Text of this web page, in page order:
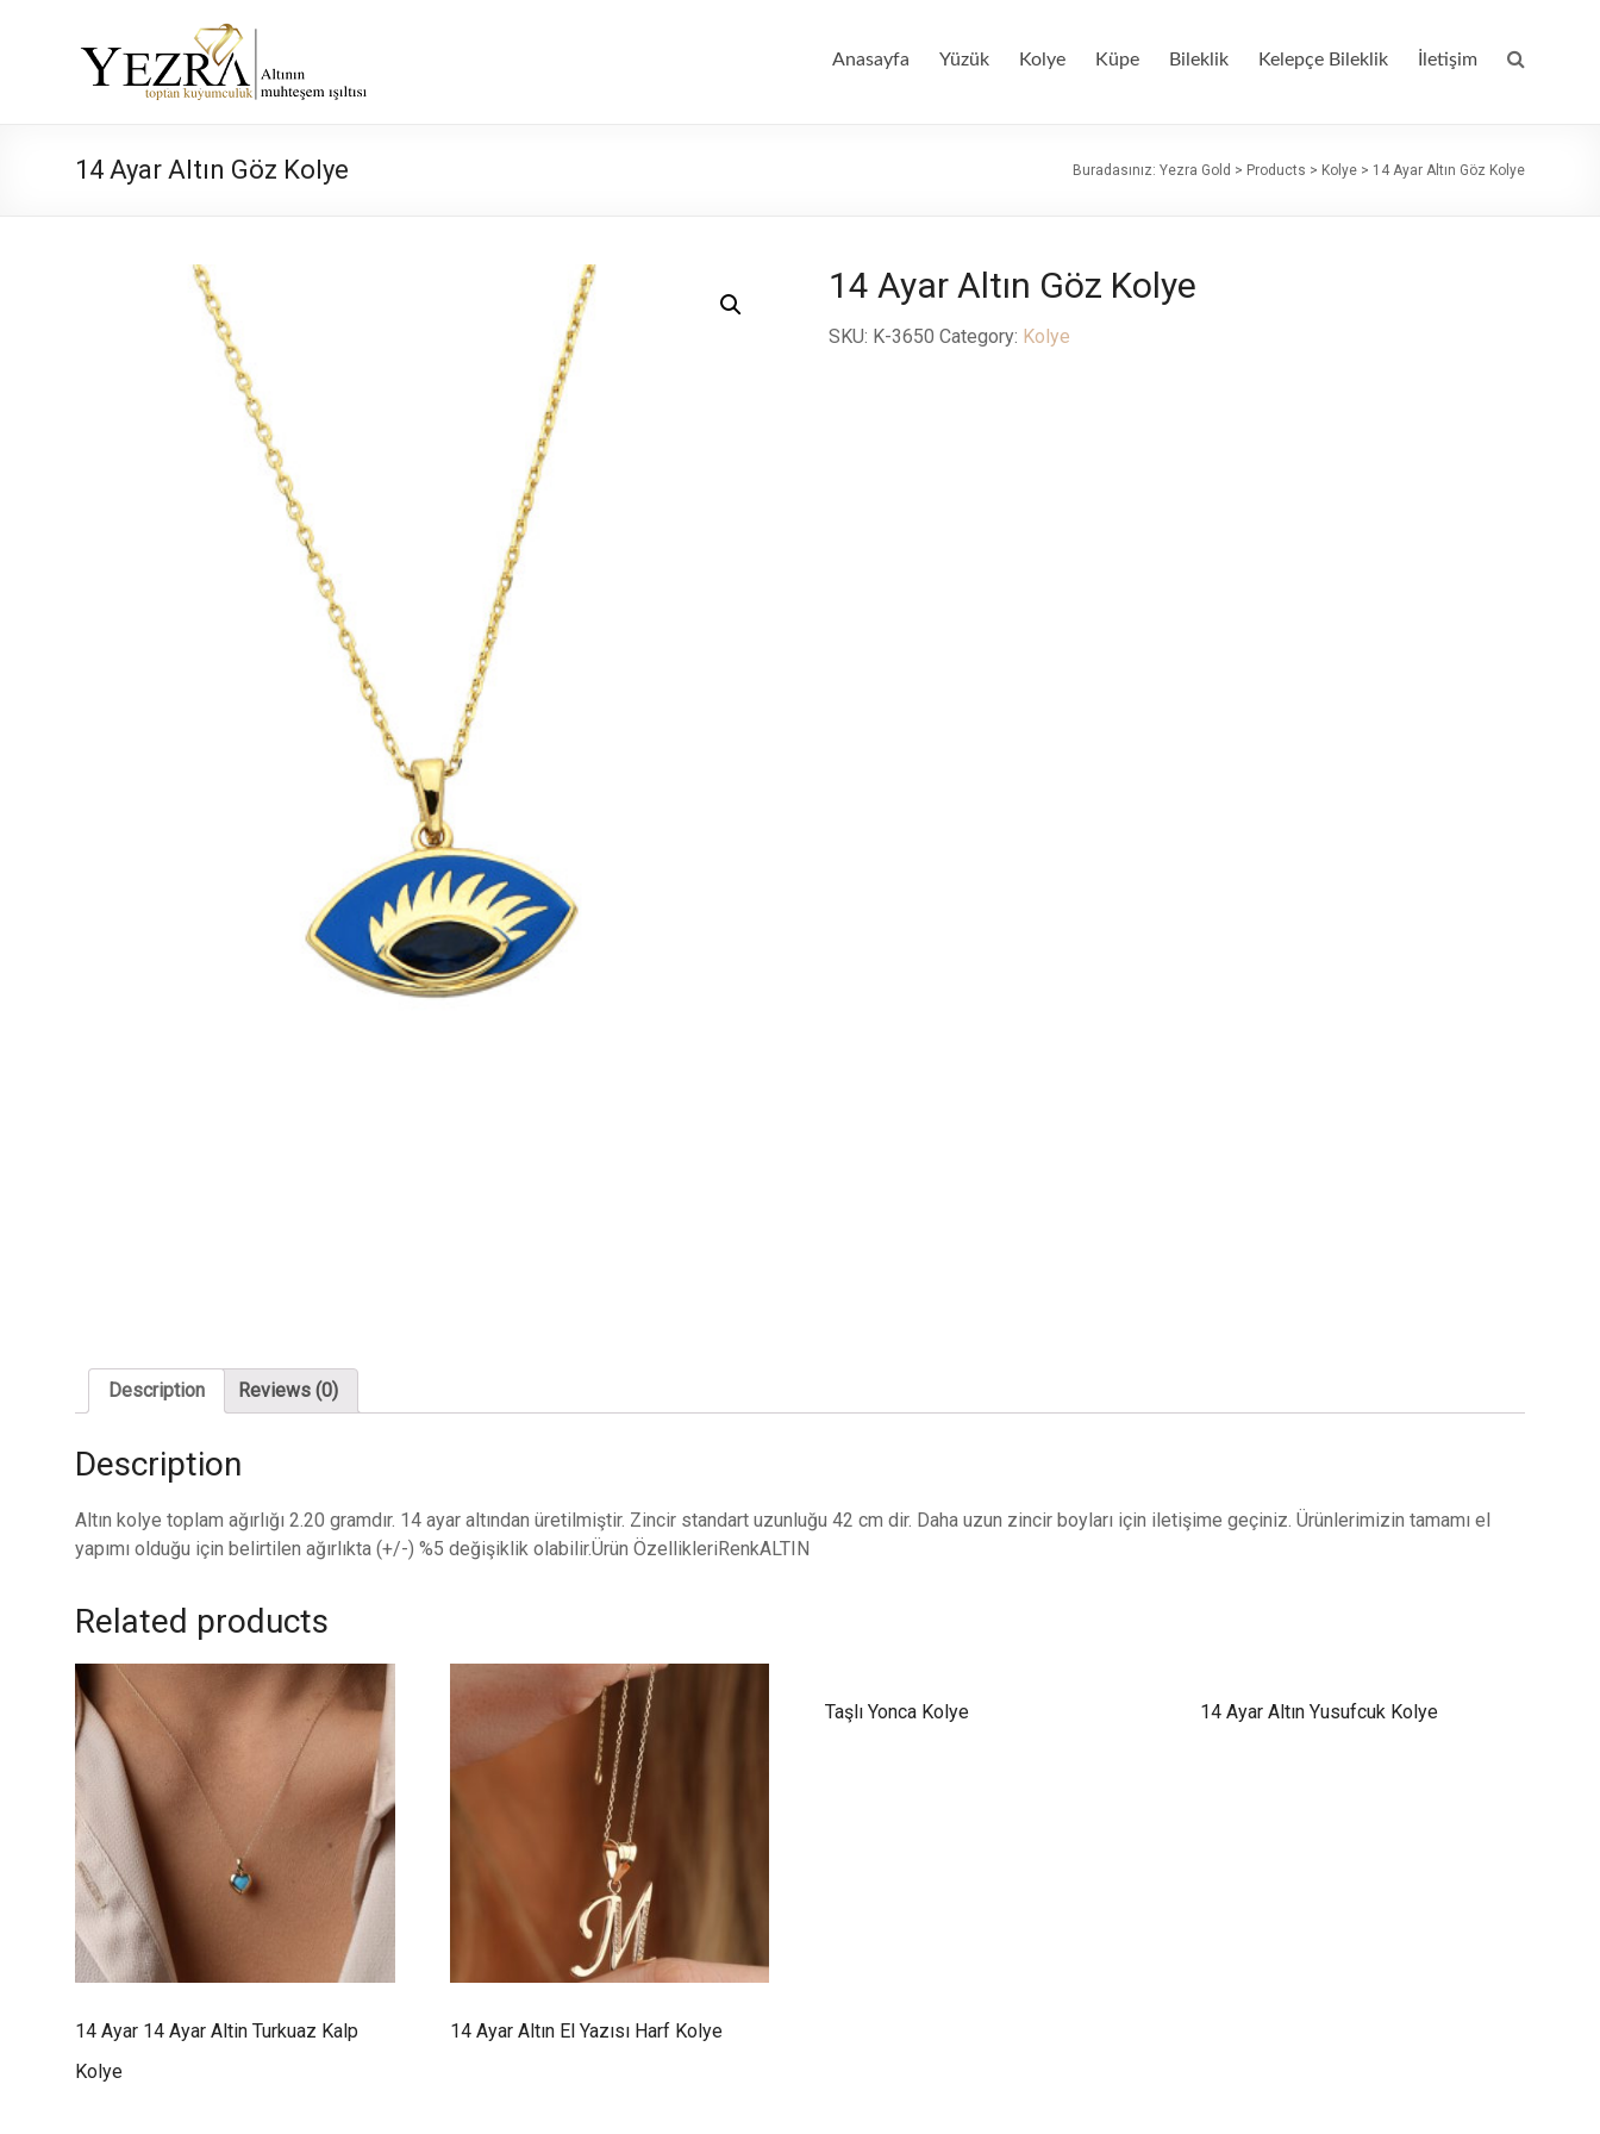
Yezra
Gold
Muhteşem
Anasayfa Yüzük Kolye Küpe Bileklik Kelepçe Bileklik İletişim
14 Ayar Altın Göz Kolye Buradasınız: Yezra Gold > Products > Kolye > 14 Ayar Altın Göz Kolye
14 Ayar Altın Göz Kolye
SKU: K-3650 Category: Kolye
Description Reviews (0)
Description
Altın kolye toplam ağırlığı 2.20 gramdır. 14 ayar altından üretilmiştir. Zincir standart uzunluğu 42 cm dir. Daha uzun zincir boyları için iletişime geçiniz. Ürünlerimizin tamamı el
yapımı olduğu için belirtilen ağırlıkta (+/-) %5 değişiklik olabilir.Ürün ÖzellikleriRenkALTIN
Related products
14 Ayar 14 Ayar Altin Turkuaz Kalp
Kolye
14 Ayar Altın El Yazısı Harf Kolye
Taşlı Yonca Kolye 14 Ayar Altın Yusufcuk Kolye